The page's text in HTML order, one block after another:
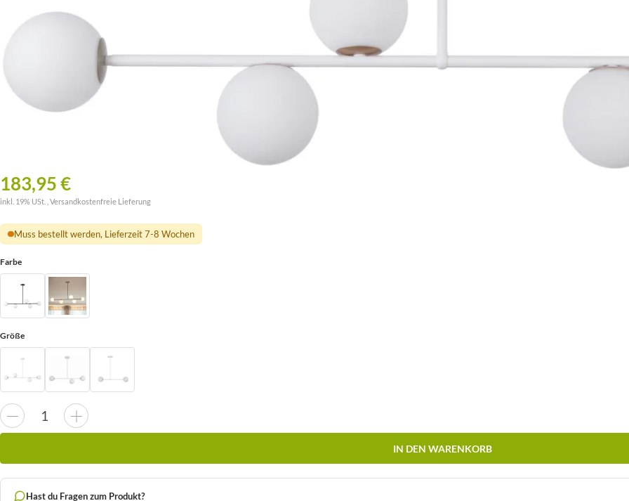
183,95 €
inkl. 19% USt. , Versandkostenfreie Lieferung
Muss bestellt werden, Lieferzeit 7-8 Wochen
Farbe
Größe
IN DEN WARENKORB
Hast du Fragen zum Produkt?